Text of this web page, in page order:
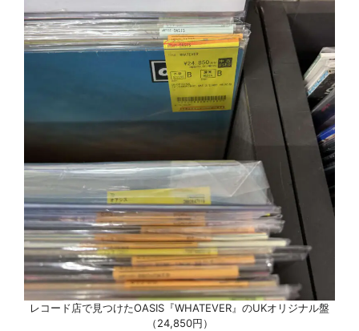
レコード店で見つけたOASIS『WHATEVER』のUKオリジナル盤
（24,850円）